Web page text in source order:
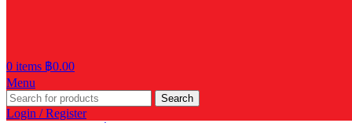
0 items ฿0.00
Menu
Search
Login / Register